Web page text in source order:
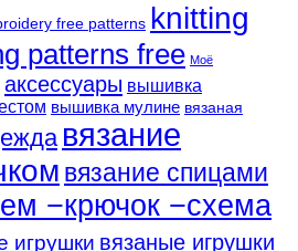
free patterns knitting
patterns free Моё
аксессуары вышивка
вышивка мулине вязаная
вязание
вязание спицами
−крючок −схема
игрушки вязаные игрушки